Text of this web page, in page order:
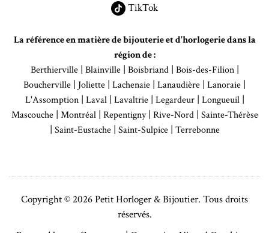
TikTok
La référence en matière de bijouterie et d'horlogerie dans la
région de :
Berthierville| Blainville| Boisbriand| Bois-des-Filion|
Boucherville | Joliette | Lachenaie | Lanaudière | Lanoraie |
L'Assomption| Laval| Lavaltrie| Legardeur| Longueuil|
Mascouche| Montréal| Repentigny| Rive-Nord| Sainte-Thérèse
| Saint-Eustache| Saint-Sulpice| Terrebonne
Copyright © 2026 Petit Horloger & Bijoutier. Tous droits
réservés.